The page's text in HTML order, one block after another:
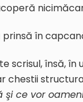
în
scrisul, însă, în
chestii
şi ce vor